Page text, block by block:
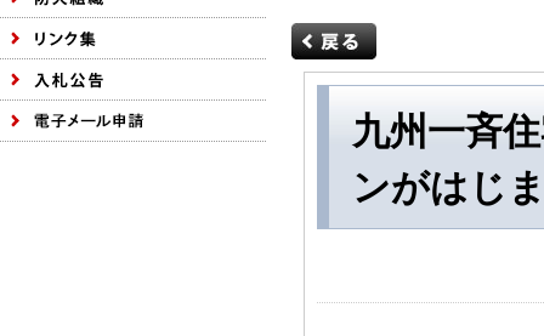
九州一斉
ンがはじ